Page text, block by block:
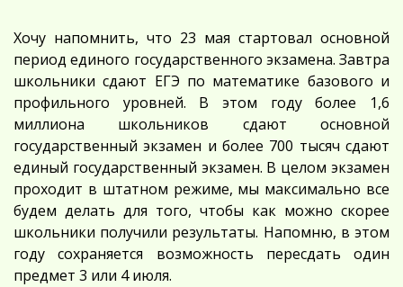
Хочу напомнить, что 23 мая стартовал основной
период единого государственного экзамена. Завтра
школьники сдают ЕГЭ по математике базового и
профильного уровней. В этом году более 1,6
миллиона школьников сдают основной
государственный экзамен и более 700 тысяч сдают
единый государственный экзамен. В целом экзамен
проходит в штатном режиме, мы максимально все
будем делать для того, чтобы как можно скорее
школьники получили результаты. Напомню, в этом
году сохраняется возможность пересдать один
предмет 3 или 4 июля.